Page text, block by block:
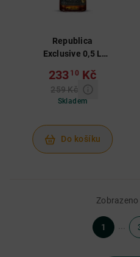
Republica
Exclusive 0,5 L
233 10 Kč
259 Kč
Skladem
Do košíku
Zobrazeno
1